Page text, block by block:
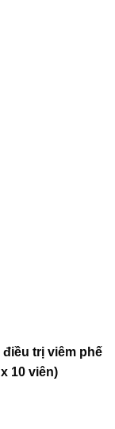
trị viêm phế
10 viên)